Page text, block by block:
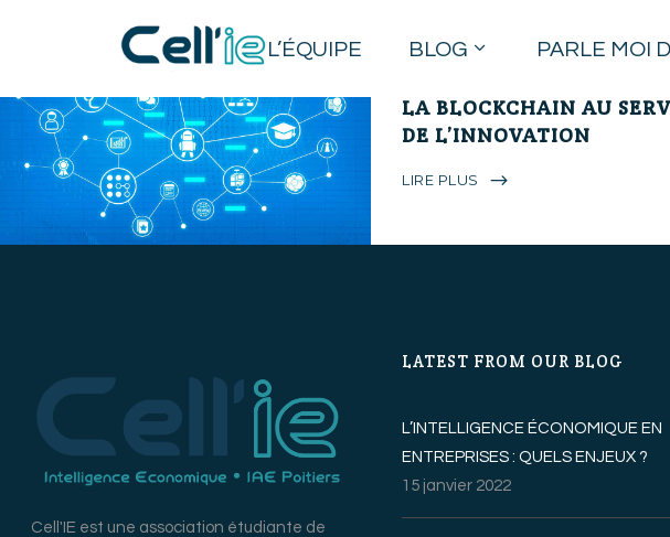
L’ÉQUIPE BLOG PARLE MOI
LA BLOCKCHAIN AU
DE L’INNOVATION
LIRE PLUS
Cell'IE est une association étudiante de
LATEST FROM OUR BLOG
L’INTELLIGENCE ÉCONOMIQUE EN
ENTREPRISES : QUELS ENJEUX ?
15 janvier 2022